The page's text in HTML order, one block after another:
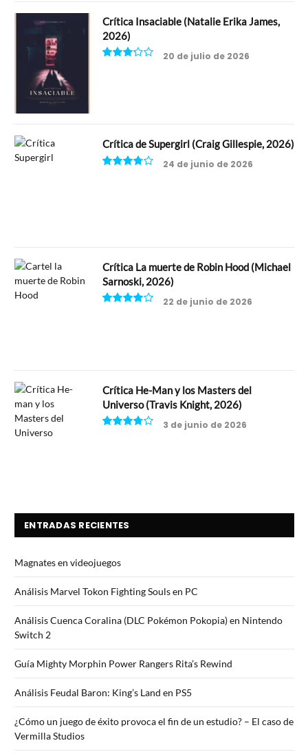
Crítica Insaciable (Natalie Erika James,
2026)
20 de julio de 2026
Crítica de Supergirl (Craig Gillespie, 2026)
24 de junio de 2026
Crítica La muerte de Robin Hood (Michael
Sarnoski, 2026)
22 de junio de 2026
Crítica He-Man y los Masters del
Universo (Travis Knight, 2026)
3 de junio de 2026
ENTRADAS RECIENTES
Magnates en videojuegos
Análisis Marvel Tokon Fighting Souls en PC
Análisis Cuenca Coralina (DLC Pokémon Pokopia) en Nintendo
Switch 2
Guía Mighty Morphin Power Rangers Rita’s Rewind
Análisis Feudal Baron: King’s Land en PS5
¿Cómo un juego de éxito provoca el fin de un estudio? – El caso de
Vermilla Studios